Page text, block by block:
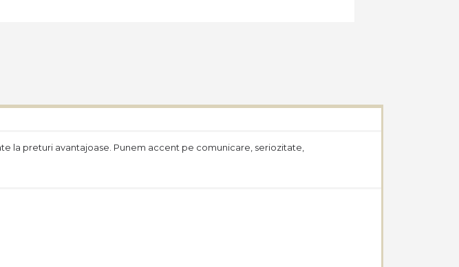
la preturi avantajoase. Punem accent pe comunicare, seriozitate,